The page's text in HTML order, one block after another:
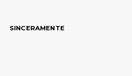
SINCERAMENTE